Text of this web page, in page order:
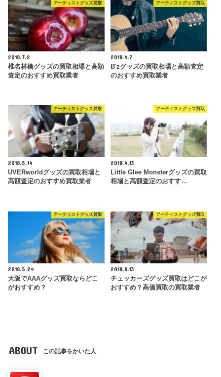
アーティストグッズ買取
2018.7.2
椎名林檎グッズの買取相場と高額
査定のおすすめ買取業者
アーティストグッズ買取
2018.4.7
B'zグッズの買取相場と高額査定
のおすすめ買取業者
アーティストグッズ買取
2018.5.14
UVERworldグッズの買取相場と
高額査定のおすすめ買取業者
アーティストグッズ買取
2018.4.13
Little Glee Monsterグッズの買取
相場と高額査定のおすす…
アーティストグッズ買取
2018.5.24
大阪でAAAグッズ買取ならどこ
がおすすめ？
アーティストグッズ買取
2018.8.13
チェッカーズグッズ買取はどこが
おすすめ？高価買取の買取業者
ABOUT この記事をかいた人